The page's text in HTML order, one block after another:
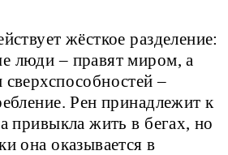
жёсткое разделение:
люди – правят миром, а
–
Рен принадлежит к
привыкла жить в бегах, но
она оказывается в